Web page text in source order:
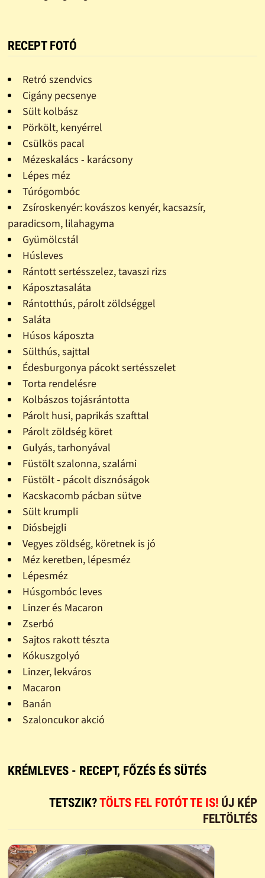
RECEPT FOTÓ
Retró szendvics
Cigány pecsenye
Sült kolbász
Pörkölt, kenyérrel
Csülkös pacal
Mézeskalács - karácsony
Lépes méz
Túrógombóc
Zsíroskenyér: kovászos kenyér, kacsazsír,
paradicsom, lilahagyma
Gyümölcstál
Húsleves
Rántott sertésszelez, tavaszi rizs
Káposztasaláta
Rántotthús, párolt zöldséggel
Saláta
Húsos káposzta
Sülthús, sajttal
Édesburgonya pácokt sertésszelet
Torta rendelésre
Kolbászos tojásrántotta
Párolt husi, paprikás szafttal
Párolt zöldség köret
Gulyás, tarhonyával
Füstölt szalonna, szalámi
Füstölt - pácolt disznóságok
Kacskacomb pácban sütve
Sült krumpli
Diósbejgli
Vegyes zöldség, köretnek is jó
Méz keretben, lépesméz
Lépesméz
Húsgombóc leves
Linzer és Macaron
Zserbó
Sajtos rakott tészta
Kókuszgolyó
Linzer, lekváros
Macaron
Banán
Szaloncukor akció
KRÉMLEVES - RECEPT, FŐZÉS ÉS SÜTÉS
TETSZIK?TÖLTS FEL FOTÓT TE IS! ÚJ KÉP
FELTÖLTÉS